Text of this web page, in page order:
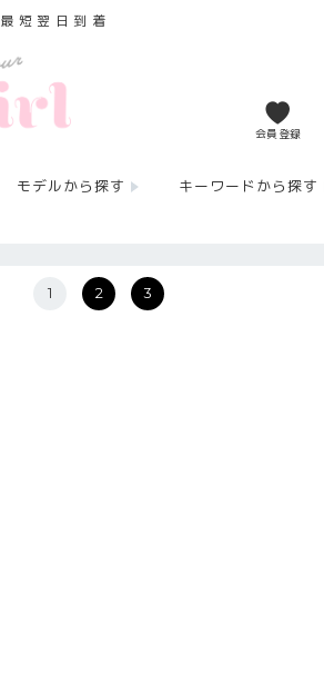
最短翌日到着
会員登録
モデルから探す キーワードから探す
1 2 3